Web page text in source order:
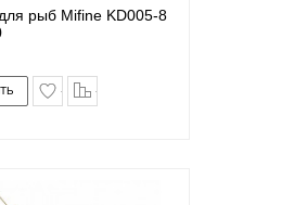
рыб Mifine KD005-8
в закладки